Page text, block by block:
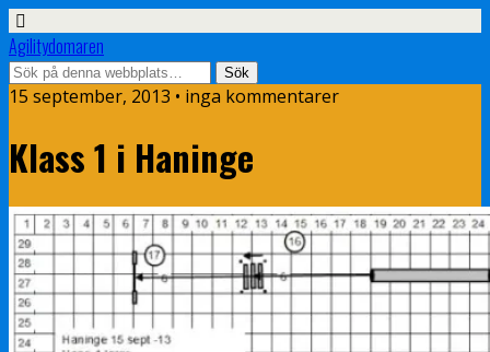
Agilitydomaren
15 september, 2013 • inga kommentarer
Klass 1 i Haninge